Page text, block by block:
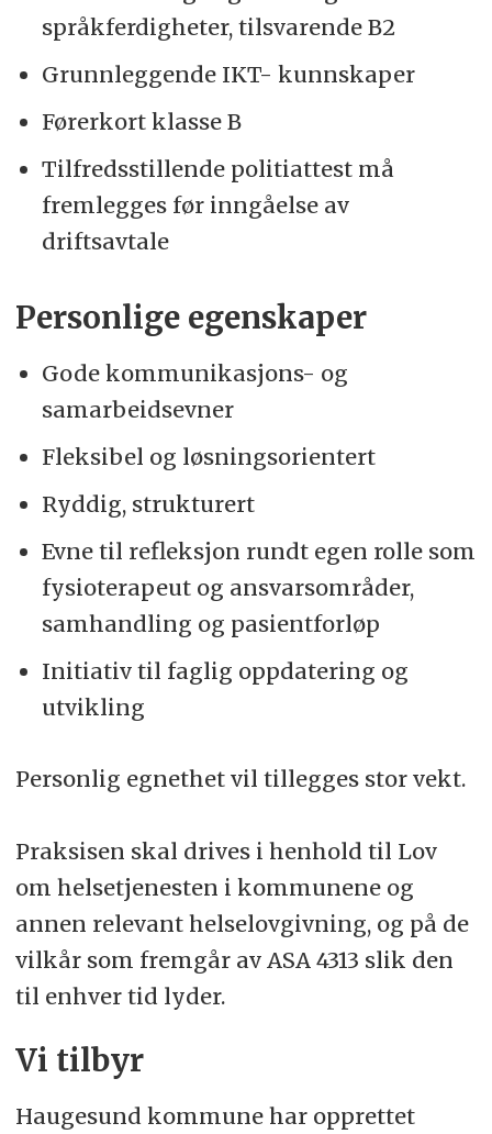
språkferdigheter, tilsvarende B2
Grunnleggende IKT- kunnskaper
Førerkort klasse B
Tilfredsstillende politiattest må
fremlegges før inngåelse av
driftsavtale
Personlige egenskaper
Gode kommunikasjons- og
samarbeidsevner
Fleksibel og løsningsorientert
Ryddig, strukturert
Evne til refleksjon rundt egen rolle som
fysioterapeut og ansvarsområder,
samhandling og pasientforløp
Initiativ til faglig oppdatering og
utvikling
Personlig egnethet vil tillegges stor vekt.
Praksisen skal drives i henhold til Lov
om helsetjenesten i kommunene og
annen relevant helselovgivning, og på de
vilkår som fremgår av ASA 4313 slik den
til enhver tid lyder.
Vi tilbyr
Haugesund kommune har opprettet